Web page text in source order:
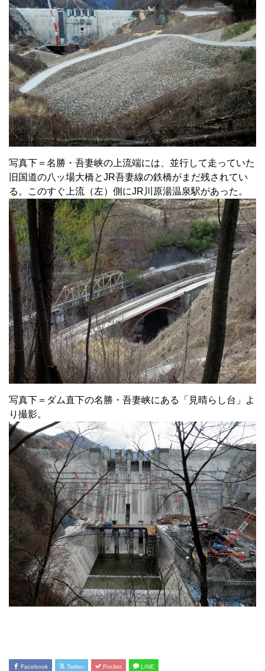
写真下＝名勝・吾妻峡の上流端には、並行して走っていた
旧国道の八ッ場大橋とJR吾妻線の鉄橋がまだ残されてい
る。このすぐ上流（左）側にJR川原湯温泉駅があった。
写真下＝ダム直下の名勝・吾妻峡にある「見晴らし台」よ
り撮影。
Facebook Twitter Pocket LINE